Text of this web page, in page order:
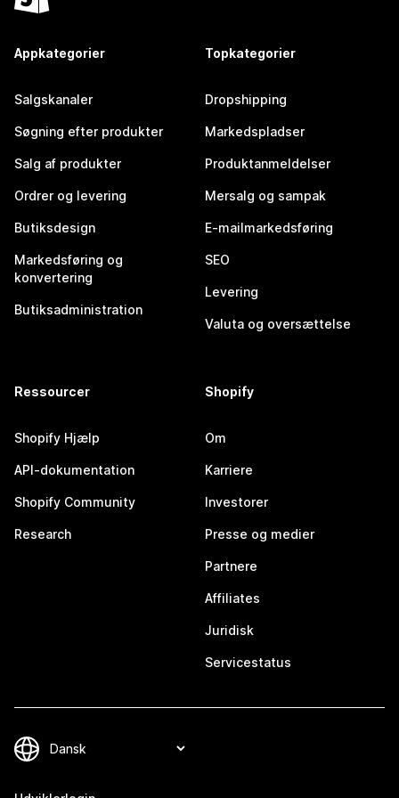
Appkategorier
Salgskanaler
Søgning efter produkter
Salg af produkter
Ordrer og levering
Butiksdesign
Markedsføring og
konvertering
Butiksadministration
Topkategorier
Dropshipping
Markedspladser
Produktanmeldelser
Mersalg og sampak
E-mailmarkedsføring
SEO
Levering
Valuta og oversættelse
Ressourcer
Shopify Hjælp
API-dokumentation
Shopify Community
Research
Shopify
Om
Karriere
Investorer
Presse og medier
Partnere
Affiliates
Juridisk
Servicestatus